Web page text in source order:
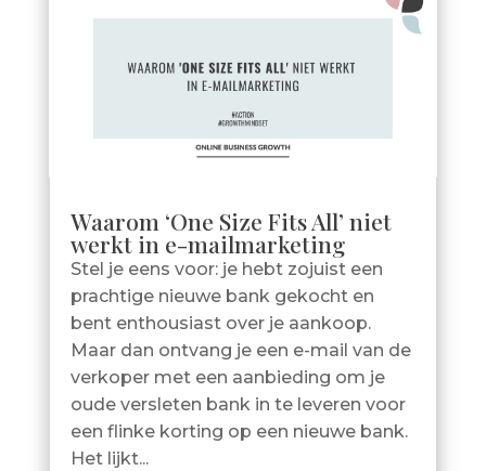
Waarom ‘One Size Fits All’ niet
werkt in e-mailmarketing
Stel je eens voor: je hebt zojuist een
prachtige nieuwe bank gekocht en
bent enthousiast over je aankoop.
Maar dan ontvang je een e-mail van de
verkoper met een aanbieding om je
oude versleten bank in te leveren voor
een flinke korting op een nieuwe bank.
Het lijkt...